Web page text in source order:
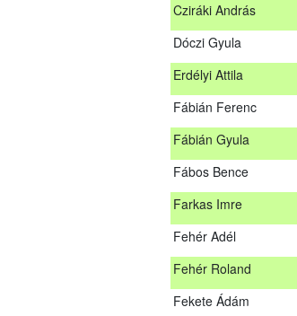
Cziráki András
Dóczi Gyula
Erdélyi Attila
Fábián Ferenc
Fábián Gyula
Fábos Bence
Farkas Imre
Fehér Adél
Fehér Roland
Fekete Ádám
Cserményiné Váradi
Csizmadia Ákos
Csók Péter
Dóczi Gyula
Erdélyi Attila
Fábián Ferenc
Fábián Gyula
Fábos Bence
Farkas Imre
Fehér Adél